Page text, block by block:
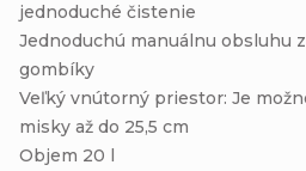
jednoduché čistenie
Jednoduchú manuálnu obsluhu
gombíky
Veľký vnútorný priestor: Je
misky až do 25,5 cm
Objem 20 l